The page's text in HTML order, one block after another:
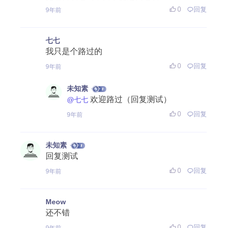
9年前 0 回复
七七
我只是个路过的
9年前 0 回复
未知素
@七七 欢迎路过（回复测试）
9年前 0 回复
未知素
回复测试
9年前 0 回复
Meow
还不错